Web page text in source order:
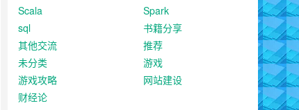
Scala
Spark
sql
书籍分享
其他交流
推荐
未分类
游戏
游戏攻略
网站建设
财经论